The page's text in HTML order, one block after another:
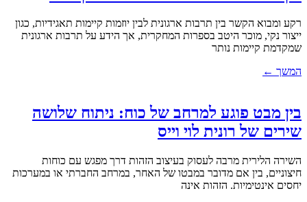
רקע ומבוא הקשר בין תרבות ארגונית לבין יוזמות קיימות תאגידיות, כגון
ייצור נקי, מוכר היטב בספרות המחקרית, אך הידע על תרבות ארגונית
שמקדמת קיימות נותר
המשך ←
בין מבט פוגע למרחב של כוח: ניתוח שלושה
שירים של רונית לוי וייס
השירה הלירית מרבה לעסוק בעיצוב הזהות דרך מפגש עם כוחות
חיצוניים, בין אם מדובר במבטו של האחר, במרחב החברתי או במערכות
יחסים אינטימיות. הזהות אינה